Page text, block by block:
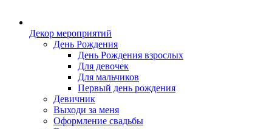
Декор мероприятий
День Рождения
День Рождения взрослых
Для девочек
Для мальчиков
Первый день рождения
Девичник
Выходи за меня
Оформление свадьбы